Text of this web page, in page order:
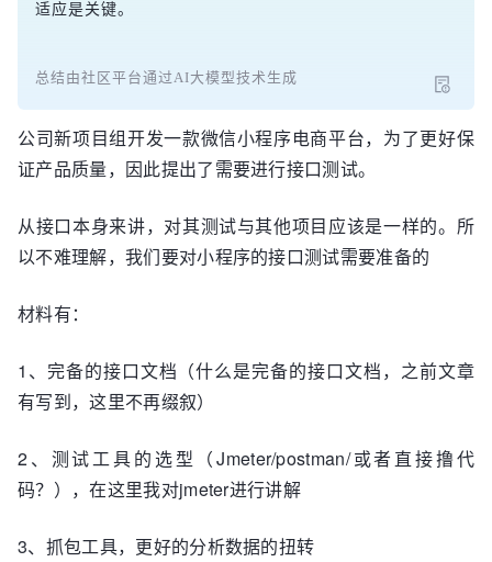
适应是关键。
总结由社区平台通过AI大模型技术生成
公司新项目组开发一款微信小程序电商平台，为了更好保
证产品质量，因此提出了需要进行接口测试。
从接口本身来讲，对其测试与其他项目应该是一样的。所
以不难理解，我们要对小程序的接口测试需要准备的
材料有：
1、完备的接口文档（什么是完备的接口文档，之前文章
有写到，这里不再缀叙）
2、测试工具的选型（Jmeter/postman/或者直接撸代
码？），在这里我对jmeter进行讲解
3、抓包工具，更好的分析数据的扭转